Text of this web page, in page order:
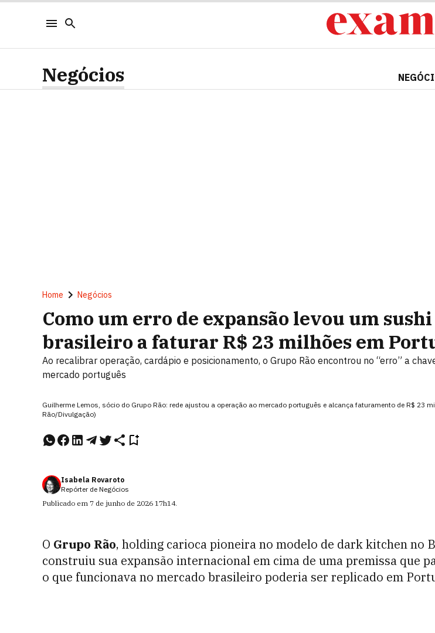
Negócios
Home Negócios
Como um erro de expansão levou um sushi
brasileiro a faturar R$ 23 milhões em
Ao recalibrar operação, cardápio e posicionamento, o Grupo Rão encontrou no “erro” a
mercado português
Guilherme Lemos, sócio do Grupo Rão: rede ajustou a operação ao mercado português e alcança faturamento de R$ 23
Rão/Divulgação)
Isabela Rovaroto
Repórter de Negócios
Publicado em 7 de junho de 2026 17h14.
O Grupo Rão, holding carioca pioneira no modelo de dark kitchen no
construiu sua expansão internacional em cima de uma premissa que
o que funcionava no mercado brasileiro poderia ser replicado em